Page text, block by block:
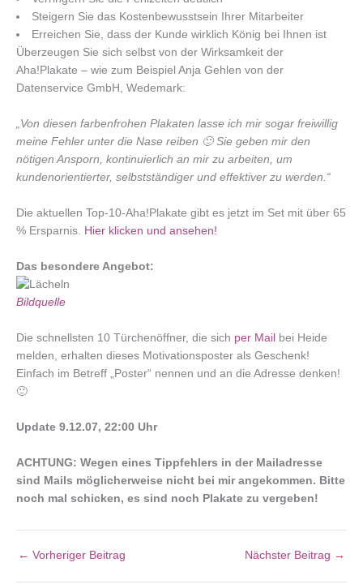
Steigern Sie das Kostenbewusstsein Ihrer Mitarbeiter
Erreichen Sie, dass der Kunde wirklich König bei Ihnen ist
Überzeugen Sie sich selbst von der Wirksamkeit der
Aha!Plakate – wie zum Beispiel Anja Gehlen von der
Datenservice GmbH, Wedemark:
„Von diesen farbenfrohen Plakaten lasse ich mir sogar freiwillig
meine Fehler unter die Nase reiben 🙂 Sie geben mir den
nötigen Ansporn, kontinuierlich an mir zu arbeiten, um
kundenorientierter, selbstständiger und effektiver zu werden.“
Die aktuellen Top-10-Aha!Plakate gibt es jetzt im Set mit über 65
% Ersparnis. Hier klicken und ansehen!
Das besondere Angebot:
Bildquelle
Die schnellsten 10 Türchenöffner, die sich per Mail bei Heide
melden, erhalten dieses Motivationsposter als Geschenk!
Einfach im Betreff „Poster“ nennen und an die Adresse denken!
🙂
Update 9.12.07, 22:00 Uhr
ACHTUNG: Wegen eines Tippfehlers in der Mailadresse
sind Mails möglicherweise nicht bei mir angekommen. Bitte
noch mal schicken, es sind noch Plakate zu vergeben!
← Vorheriger Beitrag Nächster Beitrag →